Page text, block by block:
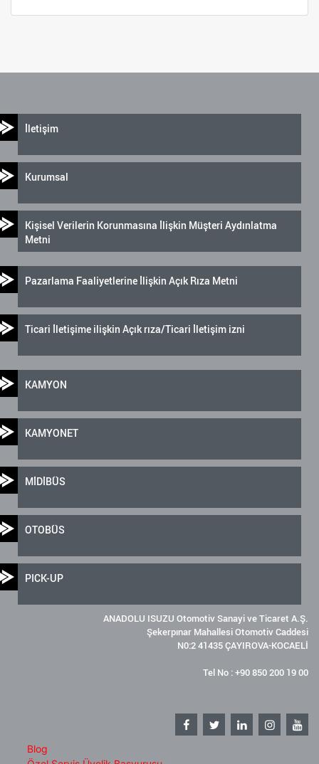
İletişim
Kurumsal
Kişisel Verilerin Korunmasına İlişkin Müşteri Aydınlatma
Metni
Pazarlama Faaliyetlerine İlişkin Açık Rıza Metni
Ticari İletişime ilişkin Açık rıza/Ticari İletişim izni
KAMYON
KAMYONET
MİDİBÜS
OTOBÜS
PICK-UP
ANADOLU ISUZU Otomotiv Sanayi ve Ticaret A.Ş.
Şekerpınar Mahallesi Otomotiv Caddesi
N0:2 41435 ÇAYIROVA-KOCAELİ
Tel No : +90 850 200 19 00
Blog